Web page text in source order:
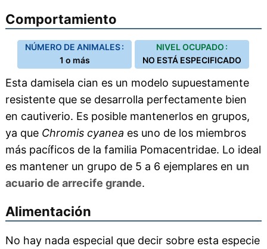
Comportamiento
NÚMERO DE ANIMALES :
1 o más
NIVEL OCUPADO :
NO ESTÁ ESPECIFICADO
Esta damisela cian es un modelo supuestamente
resistente que se desarrolla perfectamente bien
en cautiverio. Es posible mantenerlos en grupos,
ya que Chromis cyanea es uno de los miembros
más pacíficos de la familia Pomacentridae. Lo ideal
es mantener un grupo de 5 a 6 ejemplares en un
acuario de arrecife grande.
Alimentación
No hay nada especial que decir sobre esta especie